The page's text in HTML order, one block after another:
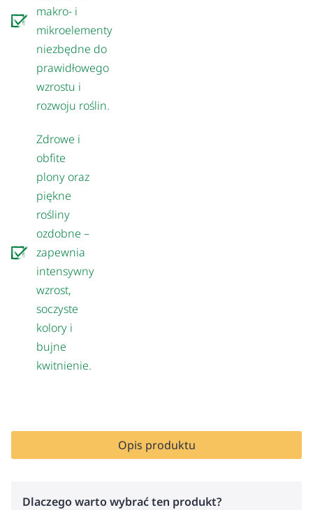
makro- i
mikroelementy
niezbędne do
prawidłowego
wzrostu i
rozwoju roślin.
Zdrowe i
obfite
plony oraz
piękne
rośliny
ozdobne –
zapewnia
intensywny
wzrost,
soczyste
kolory i
bujne
kwitnienie.
Opis produktu
Dlaczego warto wybrać ten produkt?